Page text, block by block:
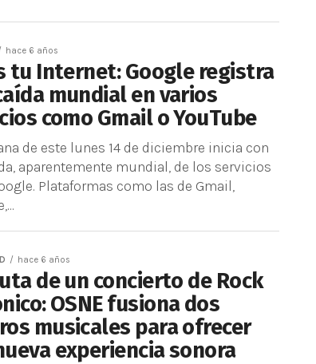
hace 6 años
tu Internet: Google registra
mundial en varios
como Gmail o YouTube
de este lunes 14 de diciembre inicia con
aparentemente mundial, de los servicios
Plataformas como las de Gmail,
hace 6 años
de un concierto de Rock
OSNE fusiona dos
musicales para ofrecer
experiencia sonora